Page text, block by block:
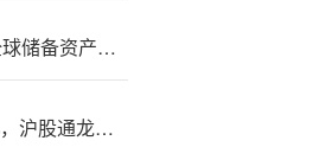
黄金‘美’元旗鼓相当 全球储备资产加速多元化
振华!股份振幅16.49%，沪股通龙虎榜上净卖出2189.16万元